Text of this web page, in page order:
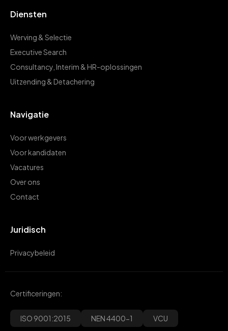
Diensten
Werving & Selectie
Executive Search
Consultancy, Interim & HR-oplossingen
Uitzending & Detachering
Navigatie
Voor werkgevers
Voor kandidaten
Vacatures
Over ons
Contact
Juridisch
Privacybeleid
Certificeringen:
ISO 9001:2015 NEN 4400-1 VCU